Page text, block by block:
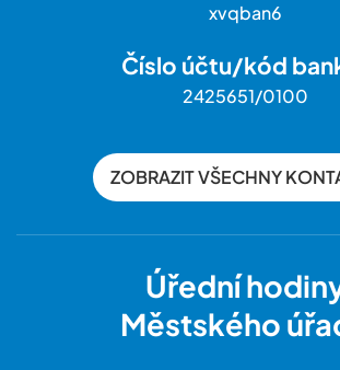
xvqban6
Číslo účtu/kód
2425651/0100
ZOBRAZIT VŠECHNY
Úřední
Městského